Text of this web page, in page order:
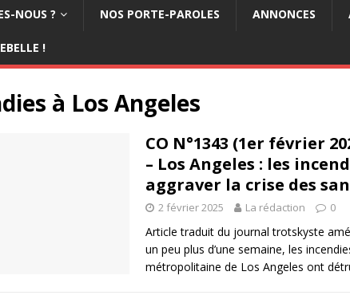
NOUS ? NOS PORTE-PAROLES ANNONCES
!
à Los Angeles
CO N°1343 (1er février
– Los Angeles : les
aggraver la crise des
2 février 2025 La rédaction 0
Article traduit du journal trotskyste
un peu plus d’une semaine, les
métropolitaine de Los Angeles ont